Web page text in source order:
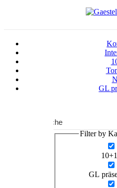
GL
Suche
Filter by
GL